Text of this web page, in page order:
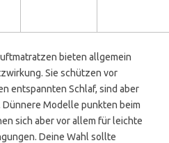
bieten allgemein
Sie schützen vor
entspannten Schlaf, sind aber
Modelle punkten beim
sich aber vor allem für leichte
Deine Wahl sollte